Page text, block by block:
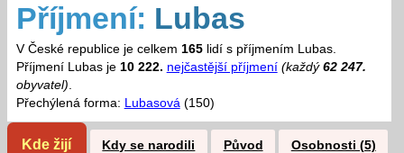
Příjmení: Lubas
V České republice je celkem 165lidí s příjmením Lubas.
Příjmení Lubas je 10 222. nejčastější příjmení (každý 62 247.
obyvatel).
Přechýlená forma: Lubasová(150)
Kde žijí Kdy se narodili Původ
Osobnosti (5)